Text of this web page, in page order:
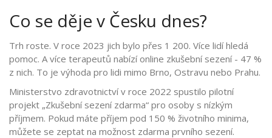
Co se děje v Česku dnes?
Trh roste. V roce 2023 jich bylo přes 1 200. Více lidí hledá
pomoc. A více terapeutů nabízí online zkušební sezení - 47 %
z nich. To je výhoda pro lidi mimo Brno, Ostravu nebo Prahu.
Ministerstvo zdravotnictví v roce 2022 spustilo pilotní
projekt „Zkušební sezení zdarma“ pro osoby s nízkým
příjmem. Pokud máte příjem pod 150 % životního minima,
můžete se zeptat na možnost zdarma prvního sezení.